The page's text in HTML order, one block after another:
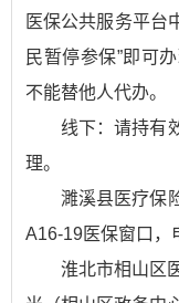
医保公共服务平台
民暂停参保”即可
不能替他人代办。
线下：请持有
理。
濉溪县医疗保
A16-19医保窗口，
淮北市相山区